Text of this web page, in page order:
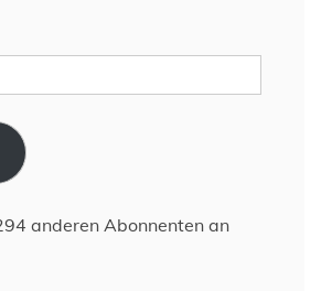
anderen Abonnenten an